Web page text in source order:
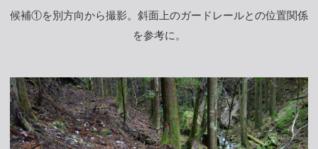
候補①を別方向から撮影。斜面上のガードレールとの位置関係
を参考に。